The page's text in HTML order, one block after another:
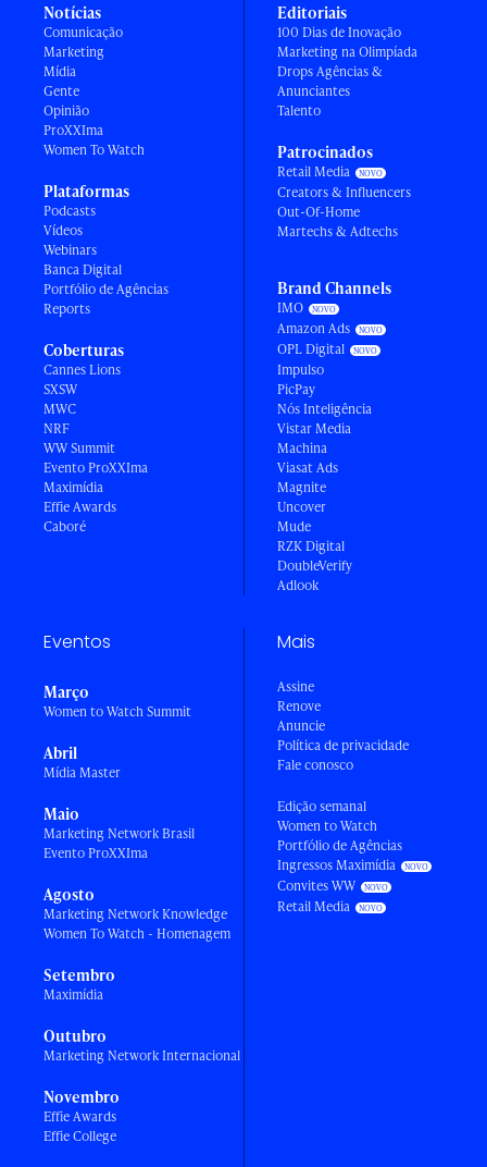
Notícias
Comunicação
Marketing
Mídia
Gente
Opinião
ProXXIma
Women To Watch
Plataformas
Podcasts
Vídeos
Webinars
Banca Digital
Portfólio de Agências
Reports
Coberturas
Cannes Lions
SXSW
MWC
NRF
WW Summit
Evento ProXXIma
Maximídia
Effie Awards
Caboré
Editoriais
100 Dias de Inovação
Marketing na Olimpíada
Drops Agências &
Anunciantes
Talento
Patrocinados
Retail Media
Creators & Influencers
Out-Of-Home
Martechs & Adtechs
Brand Channels
IMO
Amazon Ads
OPL Digital
Impulso
PicPay
Nós Inteligência
Vistar Media
Machina
Viasat Ads
Magnite
Uncover
Mude
RZK Digital
DoubleVerify
Adlook
Eventos
Março
Women to Watch Summit
Abril
Mídia Master
Maio
Marketing Network Brasil
Evento ProXXIma
Agosto
Marketing Network Knowledge
Women To Watch - Homenagem
Setembro
Maximídia
Outubro
Marketing Network Internacional
Novembro
Effie Awards
Effie College
Mais
Assine
Renove
Anuncie
Política de privacidade
Fale conosco
Edição semanal
Women to Watch
Portfólio de Agências
Ingressos Maximídia
Convites WW
Retail Media